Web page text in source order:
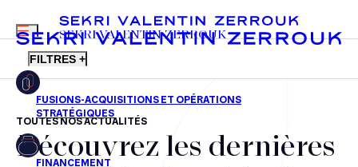
FR EN
MENU
SEKRI VALENTIN ZERROUK
FILTRES +
Fusions-acquisitions et opérations stratégiques
TOUTES NOS ACTUALITÉS
Découvrez les dernières